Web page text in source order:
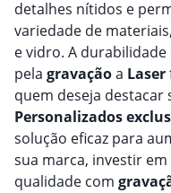
detalhes nítidos e
variedade de
e vidro. A
pela gravaçãoa Laser
quem deseja destacar
Personalizados
solução eficaz para
sua marca, investir em
qualidade com